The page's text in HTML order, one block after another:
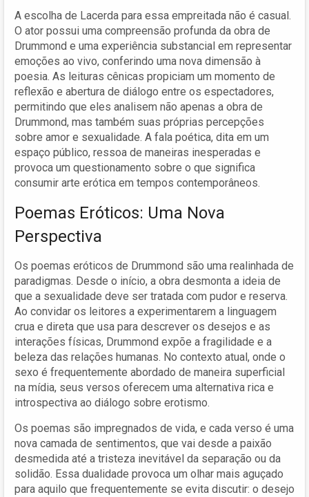
A escolha de Lacerda para essa empreitada não é casual.
O ator possui uma compreensão profunda da obra de
Drummond e uma experiência substancial em representar
emoções ao vivo, conferindo uma nova dimensão à
poesia. As leituras cênicas propiciam um momento de
reflexão e abertura de diálogo entre os espectadores,
permitindo que eles analisem não apenas a obra de
Drummond, mas também suas próprias percepções
sobre amor e sexualidade. A fala poética, dita em um
espaço público, ressoa de maneiras inesperadas e
provoca um questionamento sobre o que significa
consumir arte erótica em tempos contemporâneos.
Poemas Eróticos: Uma Nova
Perspectiva
Os poemas eróticos de Drummond são uma realinhada de
paradigmas. Desde o início, a obra desmonta a ideia de
que a sexualidade deve ser tratada com pudor e reserva.
Ao convidar os leitores a experimentarem a linguagem
crua e direta que usa para descrever os desejos e as
interações físicas, Drummond expõe a fragilidade e a
beleza das relações humanas. No contexto atual, onde o
sexo é frequentemente abordado de maneira superficial
na mídia, seus versos oferecem uma alternativa rica e
introspectiva ao diálogo sobre erotismo.
Os poemas são impregnados de vida, e cada verso é uma
nova camada de sentimentos, que vai desde a paixão
desmedida até a tristeza inevitável da separação ou da
solidão. Essa dualidade provoca um olhar mais aguçado
para aquilo que frequentemente se evita discutir: o desejo